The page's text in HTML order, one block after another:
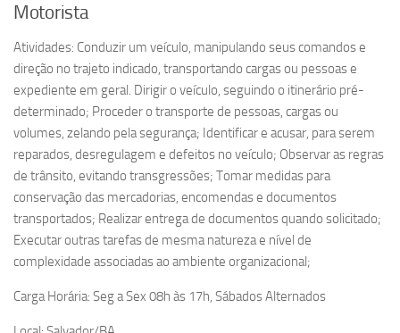
Motorista
Atividades: Conduzir um veículo, manipulando seus comandos e
direção no trajeto indicado, transportando cargas ou pessoas e
expediente em geral. Dirigir o veículo, seguindo o itinerário pré-
determinado; Proceder o transporte de pessoas, cargas ou
volumes, zelando pela segurança; Identificar e acusar, para serem
reparados, desregulagem e defeitos no veículo; Observar as regras
de trânsito, evitando transgressões; Tomar medidas para
conservação das mercadorias, encomendas e documentos
transportados; Realizar entrega de documentos quando solicitado;
Executar outras tarefas de mesma natureza e nível de
complexidade associadas ao ambiente organizacional;
Carga Horária: Seg a Sex 08h às 17h, Sábados Alternados